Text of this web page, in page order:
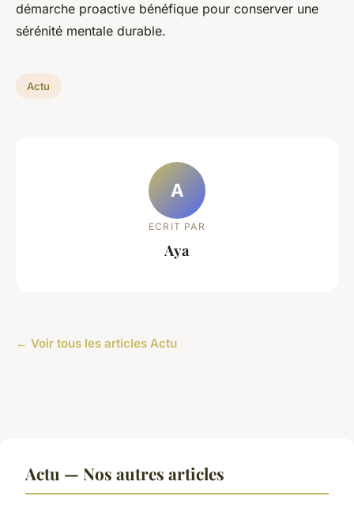
démarche proactive bénéfique pour conserver une
sérénité mentale durable.
Actu
A
ECRIT PAR
Aya
← Voir tous les articles Actu
Actu — Nos autres articles